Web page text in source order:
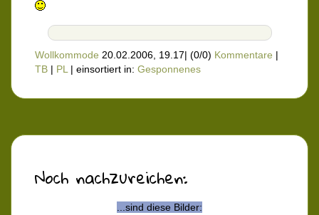
Wollkommode 20.02.2006, 19.17| (0/0) Kommentare |
TB | PL| einsortiert in: Gesponnenes
Noch nachzureichen:
...sind diese Bilder: